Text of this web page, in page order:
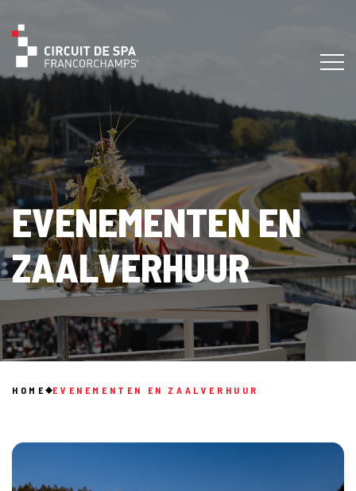
EVENEMENTEN EN
ZAALVERHUUR
HOME EVENEMENTEN EN ZAALVERHUUR